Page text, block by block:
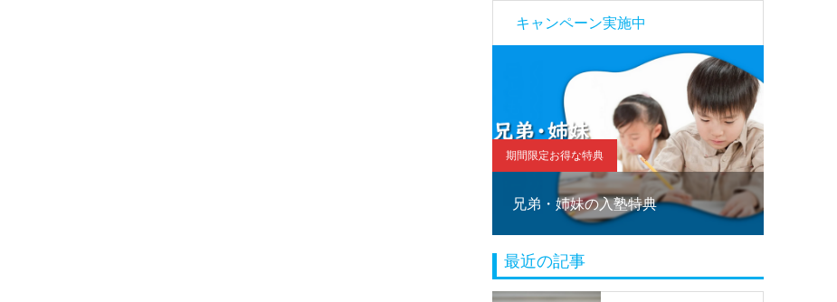
キャンペーン実施中
期間限定お得な特典
兄弟・姉妹の入塾特典
最近の記事